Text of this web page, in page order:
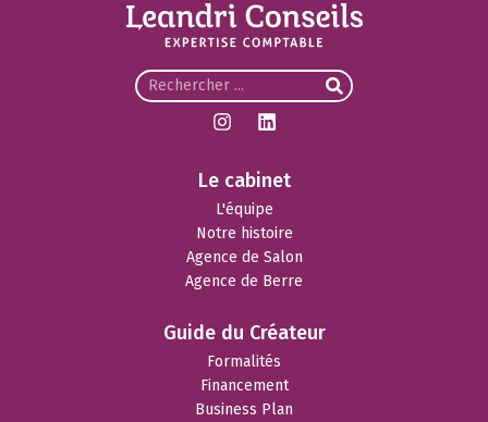
Le cabinet
L'équipe
Notre histoire
Agence de Salon
Agence de Berre
Guide du Créateur
Formalités
Financement
Business Plan